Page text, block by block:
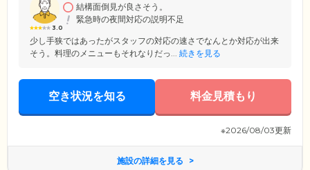
3.0
結構面倒見が良さそう。
緊急時の夜間対応の説明不足
少し手狭ではあったがスタッフの対応の速さでなんとか対応が出来
そう。料理のメニューもそれなりだっ... 続きを見る
空き状況を知る 料金見積もり
※2026/08/03更新
施設の詳細を見る